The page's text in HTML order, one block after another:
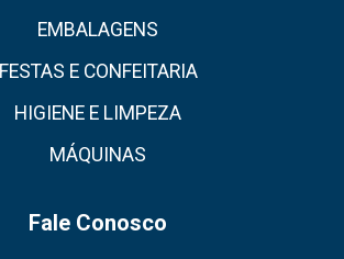
EMBALAGENS
FESTAS E CONFEITARIA
HIGIENE E LIMPEZA
MÁQUINAS
Fale Conosco